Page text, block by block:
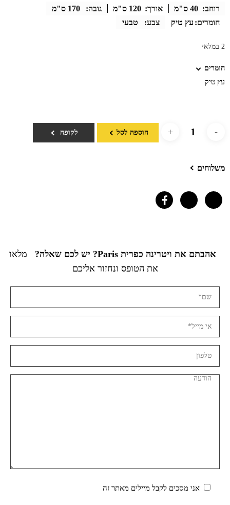
רוחב: 40 ס"מ אורך: 120 ס"מ גובה:
170 ס"מ
חומרים: עץ טיק צבע: טבעי
2 במלאי
חומרים
עץ טיק
הוספה לסל לקופה
משלוחים
אהבתם את ויטרינה כפרית Paris? יש לכם שאלה?
מלאו
את הטופס ונחזור אליכם
אני מסכים לקבל מיילים מאתר זה